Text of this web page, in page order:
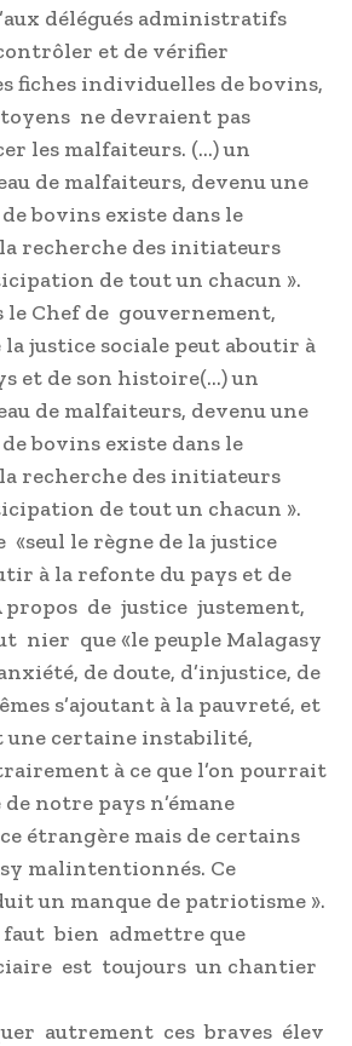
délégués administratifs
et de vérifier
fiches individuelles de bovins,
ne devraient pas
les malfaiteurs. (…) un
de malfaiteurs, devenu une
bovins existe dans le
recherche des initiateurs
de tout un chacun ».
le Chef de gouvernement,
la justice sociale peut aboutir à
et de son histoire(…) un
de malfaiteurs, devenu une
bovins existe dans le
recherche des initiateurs
de tout un chacun ».
«seul le règne de la justice
à la refonte du pays et de
propos de justice justement,
nier que «le peuple Malagasy
de doute, d’injustice, de
s’ajoutant à la pauvreté, et
certaine instabilité,
à ce que l’on pourrait
notre pays n’émane
étrangère mais de certains
malintentionnés. Ce
un manque de patriotisme ».
bien admettre que
est toujours un chantier
autrement ces braves élev